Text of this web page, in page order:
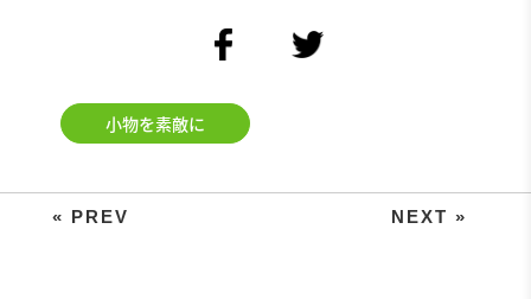
facebook
小物を素敵に
友チョコにぴったり。メッセージ